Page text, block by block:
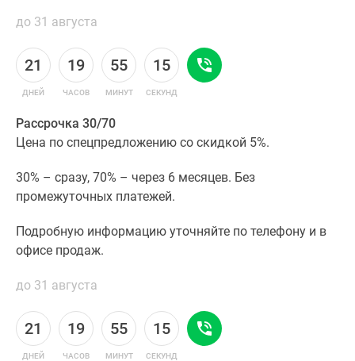
до 31 августа
21
ДНЕЙ
19
ЧАСОВ
55
МИНУТ
14
СЕКУНД
Рассрочка 30/70
Цена по спецпредложению со скидкой 5%.
30% – сразу, 70% – через 6 месяцев. Без
промежуточных платежей.
Подробную информацию уточняйте по телефону и в
офисе продаж.
до 31 августа
21
ДНЕЙ
19
ЧАСОВ
55
МИНУТ
14
СЕКУНД